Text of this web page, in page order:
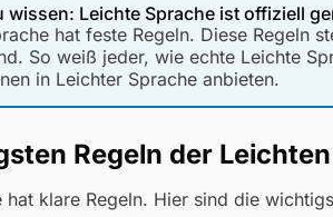
wissen: Leichte Sprache ist offiziell
hat feste Regeln. Diese Regeln
So weiß jeder, wie echte Leichte
in Leichter Sprache anbieten.
Regeln der
hat klare Regeln. Hier sind die